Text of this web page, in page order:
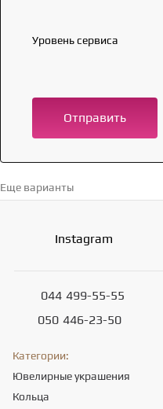
Уровень сервиса
Отправить
Еще варианты
Instagram
044 499-55-55
050 446-23-50
Категории:
Ювелирные украшения
Кольца